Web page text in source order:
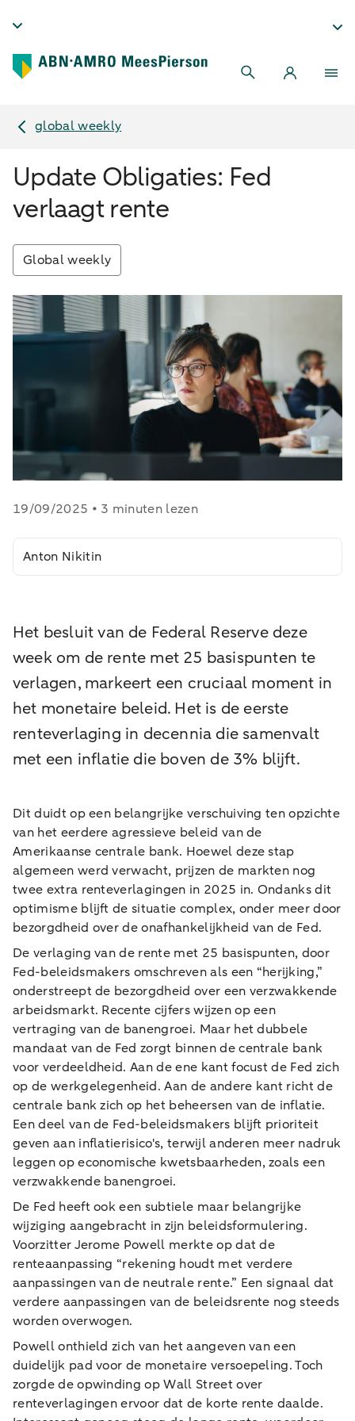
global weekly
Update Obligaties: Fed
verlaagt rente
Global weekly
19/09/2025 • 3 minuten lezen
Anton Nikitin
Het besluit van de Federal Reserve deze
week om de rente met 25 basispunten te
verlagen, markeert een cruciaal moment in
het monetaire beleid. Het is de eerste
renteverlaging in decennia die samenvalt
met een inflatie die boven de 3% blijft.
Dit duidt op een belangrijke verschuiving ten opzichte
van het eerdere agressieve beleid van de
Amerikaanse centrale bank. Hoewel deze stap
algemeen werd verwacht, prijzen de markten nog
twee extra renteverlagingen in 2025 in. Ondanks dit
optimisme blijft de situatie complex, onder meer door
bezorgdheid over de onafhankelijkheid van de Fed.
De verlaging van de rente met 25 basispunten, door
Fed-beleidsmakers omschreven als een “herijking,”
onderstreept de bezorgdheid over een verzwakkende
arbeidsmarkt. Recente cijfers wijzen op een
vertraging van de banengroei. Maar het dubbele
mandaat van de Fed zorgt binnen de centrale bank
voor verdeeldheid. Aan de ene kant focust de Fed zich
op de werkgelegenheid. Aan de andere kant richt de
centrale bank zich op het beheersen van de inflatie.
Een deel van de Fed-beleidsmakers blijft prioriteit
geven aan inflatierisico's, terwijl anderen meer nadruk
leggen op economische kwetsbaarheden, zoals een
verzwakkende banengroei.
De Fed heeft ook een subtiele maar belangrijke
wijziging aangebracht in zijn beleidsformulering.
Voorzitter Jerome Powell merkte op dat de
renteaanpassing “rekening houdt met verdere
aanpassingen van de neutrale rente.” Een signaal dat
verdere aanpassingen van de beleidsrente nog steeds
worden overwogen.
Powell onthield zich van het aangeven van een
duidelijk pad voor de monetaire versoepeling. Toch
zorgde de opwinding op Wall Street over
renteverlagingen ervoor dat de korte rente daalde.